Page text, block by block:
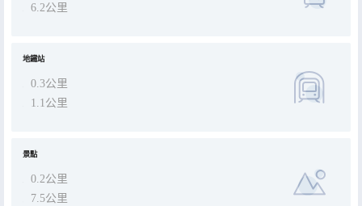
6.2公里
地鐵站
0.3公里
1.1公里
景點
0.2公里
7.5公里